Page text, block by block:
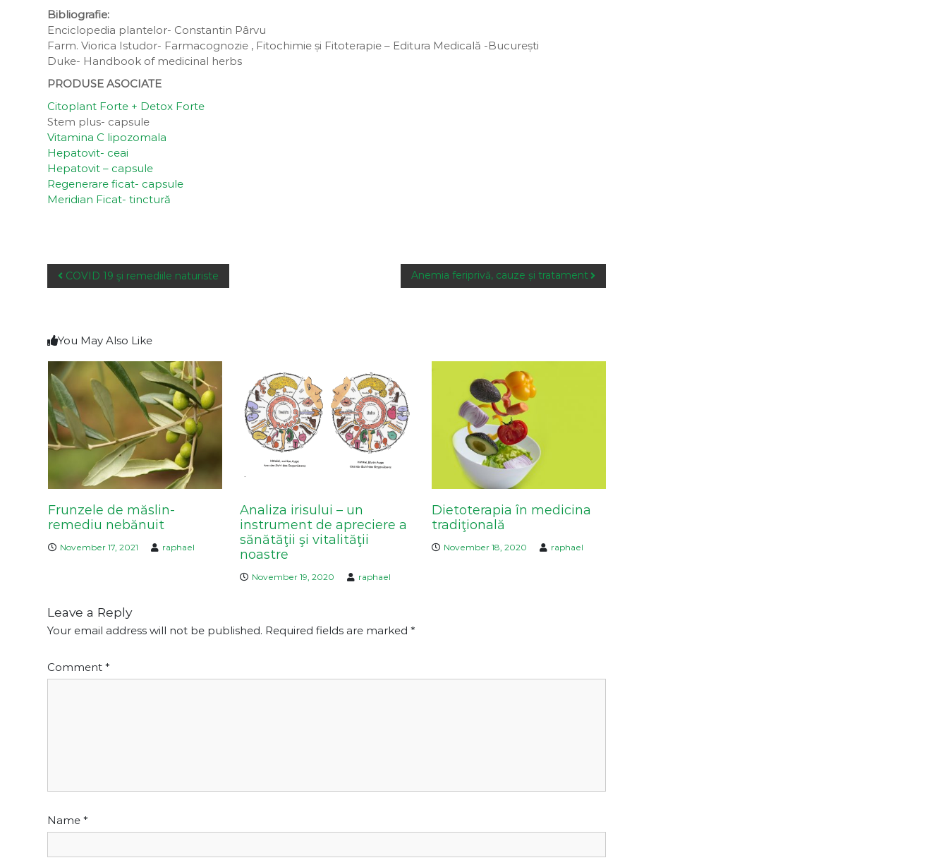
Bibliografie:
Enciclopedia plantelor- Constantin Pârvu
Farm. Viorica Istudor- Farmacognozie , Fitochimie și Fitoterapie – Editura Medicală -București
Duke- Handbook of medicinal herbs
PRODUSE ASOCIATE
Citoplant Forte + Detox Forte
Stem plus- capsule
Vitamina C lipozomala
Hepatovit- ceai
Hepatovit – capsule
Regenerare ficat- capsule
Meridian Ficat- tinctură
o
n
v
g
a
t
n
COVID 19 şi remediile naturiste Anemia feriprivă, cauze și tratament
You May Also Like
Frunzele de măslin-
remediu nebănuit
November 17, 2021 raphael
Analiza irisului – un
instrument de apreciere a
sănătăţii şi vitalităţii
noastre
November 19, 2020 raphael
Dietoterapia în medicina
tradiţională
November 18, 2020 raphael
Leave a Reply
Your email address will not be published. Required fields are marked*
Comment*
Name*